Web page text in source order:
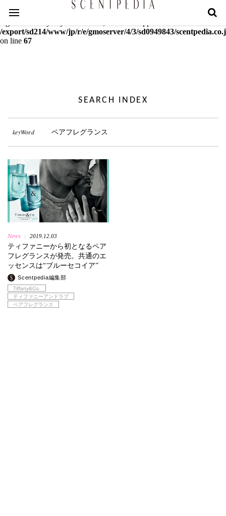
Warning
: mcrypt_decrypt(): Key of size 18 not supported by this
/export/sd214/www/jp/r/e/gmoserver/4/3/sd0949843/
on line 67
SEARCH INDEX
keyWord ペアフレグランス
News 2019.12.03
ティファニーから初となるペア
フレグランスが発売。共通のエ
ッセンスは“ブルーセコイア”
Scentpedia編集部
Tiffany&Co.
ティファニーアンドラブ
ペアフレグランス